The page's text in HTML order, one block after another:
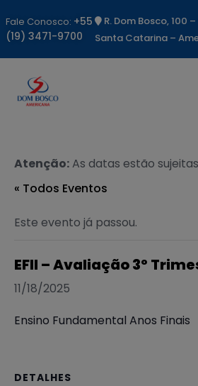
Fale Conosco: +55
(19) 3471-9700
R. Dom Bosco, 100
Santa Catarina –
Atenção:As datas estão
« Todos Eventos
Este evento já passou.
EFII – Avaliação 3º
11/18/2025
Ensino Fundamental Anos Finais
DETALHES